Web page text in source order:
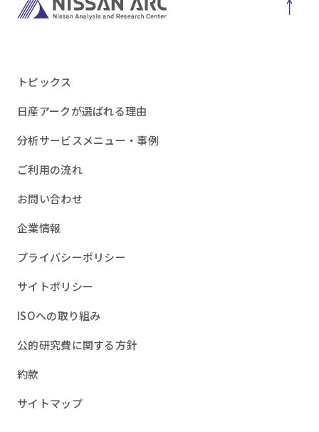
トピックス
日産アークが選ばれる理由
分析サービスメニュー・事例
ご利用の流れ
お問い合わせ
企業情報
プライバシーポリシー
サイトポリシー
ISOへの取り組み
公的研究費に関する方針
約款
サイトマップ